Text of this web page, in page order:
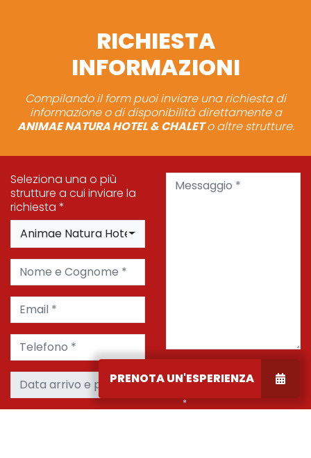
PRENOTA UN'ESPERIENZA
RICHIESTA
INFORMAZIONI
Compilando il form puoi inviare una richiesta di
informazione o di disponibilità direttamente a
ANIMAE NATURA HOTEL & CHALETo altre strutture.
Seleziona una o più
strutture a cui inviare la
richiesta *
Animae Natura Hotel & Chalet
Nome e Cognome *
Email *
Telefono *
Data arrivo e partenza
Messaggio *
informazioni sulla privacy
*